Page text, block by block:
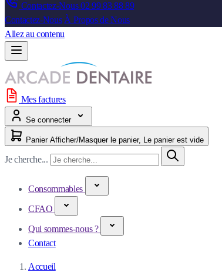
Contactez-Nous02 99 83 88 89
Contactez-Nous À Propos de Nous
Allez au contenu
Mes factures
Se connecter
Panier Afficher/Masquer le panier, Le panier est vide
Je cherche...
Consommables
CFAO
Qui sommes-nous ?
Contact
Accueil